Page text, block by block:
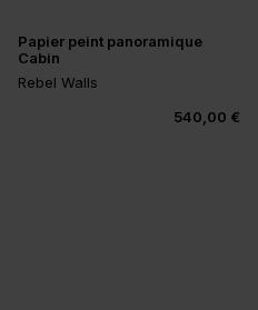
Papier peint panoramique
Cabin
Rebel Walls
540,00 €